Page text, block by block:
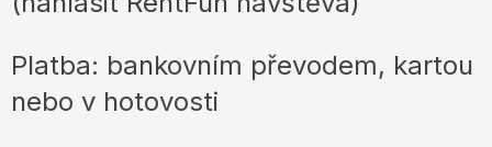
Platba: bankovním převodem, kartou
nebo v hotovosti